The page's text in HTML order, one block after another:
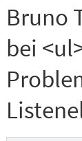
Bruno
bei